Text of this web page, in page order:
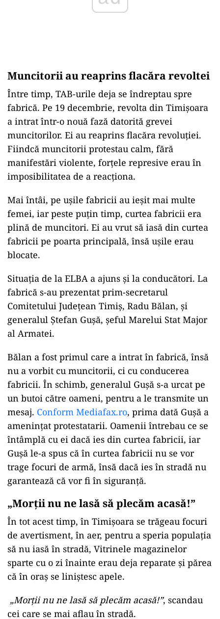
Muncitorii au reaprins flacăra revoltei
Între timp, TAB-urile deja se îndreptau spre
fabrică. Pe 19 decembrie, revolta din Timișoara
a intrat într-o nouă fază datorită grevei
muncitorilor. Ei au reaprins flacăra revoluției.
Fiindcă muncitorii protestau calm, fără
manifestări violente, forțele represive erau în
imposibilitatea de a reacționa.
Mai întâi, pe ușile fabricii au ieșit mai multe
femei, iar peste puțin timp, curtea fabricii era
plină de muncitori. Ei au vrut să iasă din curtea
fabricii pe poarta principală, însă ușile erau
blocate.
Situația de la ELBA a ajuns și la conducători. La
fabrică s-au prezentat prim-secretarul
Comitetului Județean Timiș, Radu Bălan, și
generalul Ștefan Gușă, șeful Marelui Stat Major
al Armatei.
Bălan a fost primul care a intrat în fabrică, însă
nu a vorbit cu muncitorii, ci cu conducerea
fabricii. În schimb, generalul Gușă s-a urcat pe
un butoi către oameni, pentru a le transmite un
mesaj. Conform Mediafax.ro, prima dată Gușă a
amenințat protestatarii. Oamenii întrebau ce se
întâmplă cu ei dacă ies din curtea fabricii, iar
Gușă le-a spus că în curtea fabricii nu se vor
trage focuri de armă, însă dacă ies în stradă nu
garantează că vor fi în siguranță.
„Morții nu ne lasă să plecăm acasă!”
În tot acest timp, în Timișoara se trăgeau focuri
de avertisment, în aer, pentru a speria populația
să nu iasă în stradă, Vitrinele magazinelor
sparte cu o zi înainte erau deja reparate și părea
că în oraș se liniștesc apele.
„Morţii nu ne lasă să plecăm acasă!”, scandau
cei care se mai aflau în stradă.